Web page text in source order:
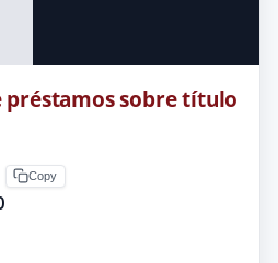
préstamos sobre título
Copy